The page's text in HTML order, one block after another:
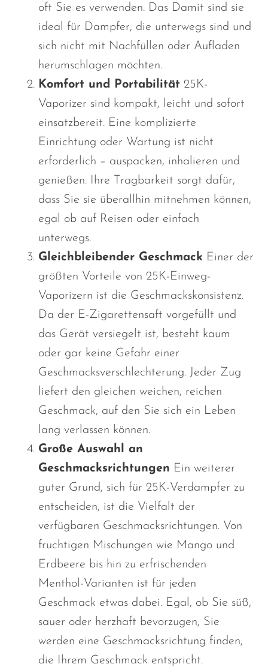
oft Sie es verwenden. Das Damit sind sie
ideal für Dampfer, die unterwegs sind und
sich nicht mit Nachfüllen oder Aufladen
herumschlagen möchten.
Komfort und Portabilität 25K-
Vaporizer sind kompakt, leicht und sofort
einsatzbereit. Eine komplizierte
Einrichtung oder Wartung ist nicht
erforderlich – auspacken, inhalieren und
genießen. Ihre Tragbarkeit sorgt dafür,
dass Sie sie überallhin mitnehmen können,
egal ob auf Reisen oder einfach
unterwegs.
Gleichbleibender Geschmack Einer der
größten Vorteile von 25K-Einweg-
Vaporizern ist die Geschmackskonsistenz.
Da der E-Zigarettensaft vorgefüllt und
das Gerät versiegelt ist, besteht kaum
oder gar keine Gefahr einer
Geschmacksverschlechterung. Jeder Zug
liefert den gleichen weichen, reichen
Geschmack, auf den Sie sich ein Leben
lang verlassen können.
Große Auswahl an
Geschmacksrichtungen Ein weiterer
guter Grund, sich für 25K-Verdampfer zu
entscheiden, ist die Vielfalt der
verfügbaren Geschmacksrichtungen. Von
fruchtigen Mischungen wie Mango und
Erdbeere bis hin zu erfrischenden
Menthol-Varianten ist für jeden
Geschmack etwas dabei. Egal, ob Sie süß,
sauer oder herzhaft bevorzugen, Sie
werden eine Geschmacksrichtung finden,
die Ihrem Geschmack entspricht.